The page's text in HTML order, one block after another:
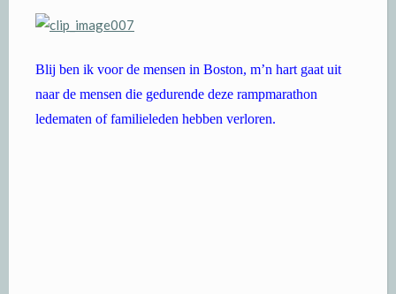
Blij ben ik voor de mensen in Boston, m’n hart gaat uit
naar de mensen die gedurende deze rampmarathon
ledematen of familieleden hebben verloren.